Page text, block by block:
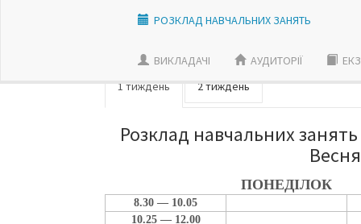
РОЗКЛАД НАВЧАЛЬНИХ ЗАНЯТЬ
ВИКЛАДАЧI АУДИТОРІЇ
1 тиждень
2 тиждень
Розклад навчальних
ПОНЕДІЛОК
8.30 — 10.05
10.25 — 12.00